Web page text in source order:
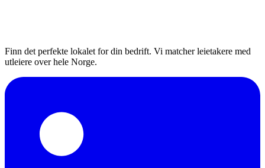
Finn det perfekte lokalet for din bedrift. Vi matcher leietakere med
utleiere over hele Norge.